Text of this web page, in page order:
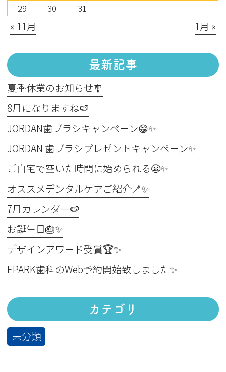
29
30 31
« 11月 1月 »
最新記事
夏季休業のお知らせ🎐
8月になりますね🍉
JORDAN歯ブラシキャンペーン😁✨
JORDAN 歯ブラシプレゼントキャンペーン✨
ご自宅で空いた時間に始められる😬✨
オススメデンタルケアご紹介🪥✨
7月カレンダー🍉
お誕生日🎂✨
デザインアワード受賞🏆✨
EPARK歯科のWeb予約開始致しました✨
カテゴリ
未分類